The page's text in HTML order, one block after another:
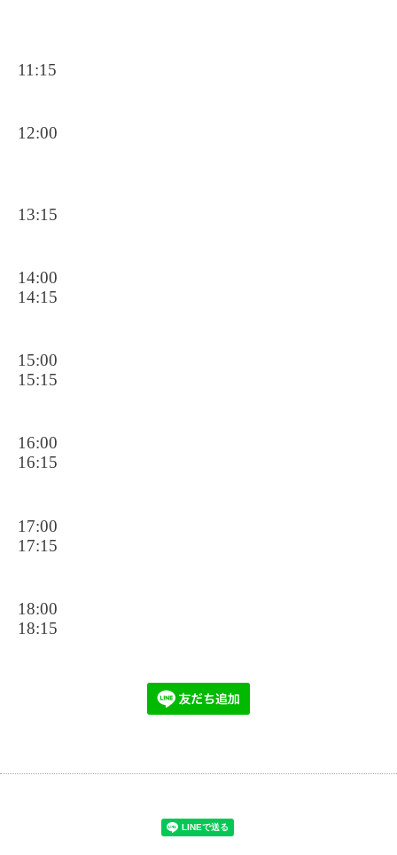
11:15
12:00
13:15
14:00
14:15
15:00
15:15
16:00
16:15
17:00
17:15
18:00
18:15